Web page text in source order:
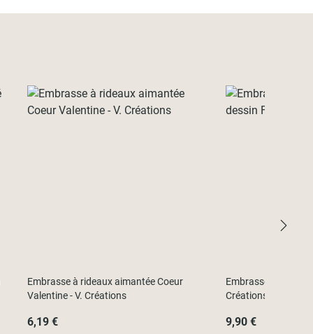
Embrasse à rideaux aimantée Coeur
Valentine - V. Créations
6,19 €
Embrasse à rideaux
Créations
9,90 €